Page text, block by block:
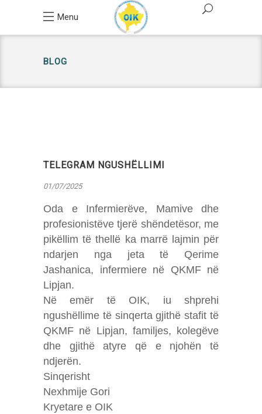
Menu
BLOG
TELEGRAM NGUSHËLLIMI
01/07/2025
Oda e Infermierëve, Mamive dhe
profesionistëve tjerë shëndetësor, me
pikëllim të thellë ka marrë lajmin për
ndarjen nga jeta të Qerime
Jashanica, infermiere në QKMF në
Lipjan.
Në emër të OIK, iu shprehi
ngushëllime të sinqerta gjithë stafit të
QKMF në Lipjan, familjes, kolegëve
dhe gjithë atyre që e njohën të
ndjerën.
Sinqerisht
Nexhmije Gori
Kryetare e OIK